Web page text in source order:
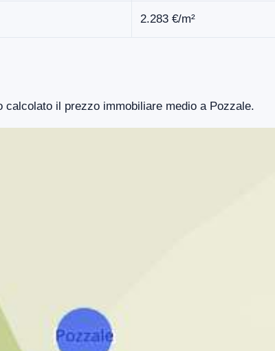
2.283 €/m²
calcolato il prezzo immobiliare medio a Pozzale.